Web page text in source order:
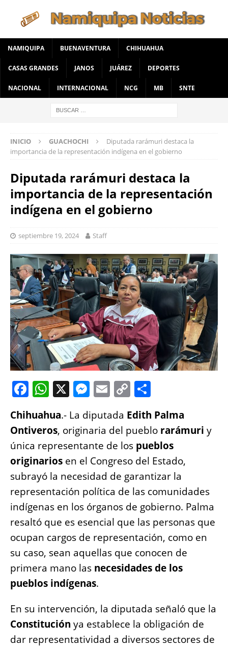
NAMIQUIPA BUENAVENTURA CHIHUAHUA
CASAS GRANDES JANOS JUÁREZ DEPORTES
NACIONAL INTERNACIONAL NCG MB SNTE
INICIO GUACHOCHI
Diputada rarámuri destaca la
importancia de la representación indígena en el gobierno
Diputada rarámuri destaca la
importancia de la representación
indígena en el gobierno
septiembre 19, 2024 Staff
F
c
e
b
o
o
k
W
at
s
A
p
p
X M
ss
e
n
g
er
E
m
ai
l
C
o
p
y
Li
n
k
a
re
Chihuahua.- La diputada Edith Palma
Ontiveros, originaria del pueblo rarámuri y
única representante de los pueblos
originarios en el Congreso del Estado,
subrayó la necesidad de garantizar la
representación política de las comunidades
indígenas en los órganos de gobierno. Palma
resaltó que es esencial que las personas que
ocupan cargos de representación, como en
su caso, sean aquellas que conocen de
primera mano las necesidades de los
pueblos indígenas.
En su intervención, la diputada señaló que la
Constitución ya establece la obligación de
dar representatividad a diversos sectores de